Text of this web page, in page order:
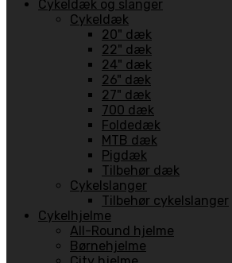
Cykeldæk og slanger
Cykeldæk
20" dæk
22" dæk
24" dæk
26" dæk
27" dæk
700 dæk
Foldedæk
MTB dæk
Pigdæk
Tilbehør dæk
Cykelslanger
Tilbehør cykelslanger
Cykelhjelme
All-Round hjelme
Børnehjelme